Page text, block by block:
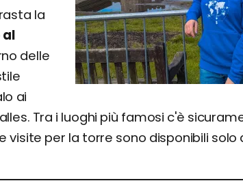
la
al
delle
ai
Tra i luoghi più famosi c'è
visite per la torre sono disponibili solo